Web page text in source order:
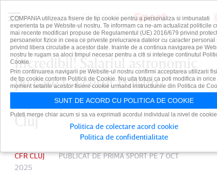
Incredibil! Salariul astronomic
pe care l-a cerut Hakim
Ziyech pentru a semna cu CFR
Cluj
CFR CLUJ PUBLICAT DEPRIMA SPORTPE 7 OCT
2025
COMPANIA utilizeaza fisiere de tip cookie pentru a personaliza si imbunatati
experienta ta pe Website-ul nostru. Te informam ca ne-am actualizat politicile
mai recente modificari propuse de Regulamentul (UE) 2016/679 privind
persoanelor fizice in ceea ce priveste prelucrarea datelor cu caracter personal
privind libera circulatie a acestor date. Inainte de a continua navigarea pe
nostru te rugam sa aloci timpul necesar pentru a citi si intelege continutul
Cookie.
Prin continuarea navigarii pe Website-ul nostru confirmi acceptarea utilizarii
de tip cookie conform Politicii de Cookie. Nu uita totusi ca poti modifica in orice
moment setarile acestor fisiere cookie urmand instructiunile din Politica de
SUNT DE ACORD CU POLITICA DE COOKIE
Puteti merge chiar acum si sa va exprimati acordul individual la nivel de
Politica de colectare acord cookie
Politica de confidentialitate